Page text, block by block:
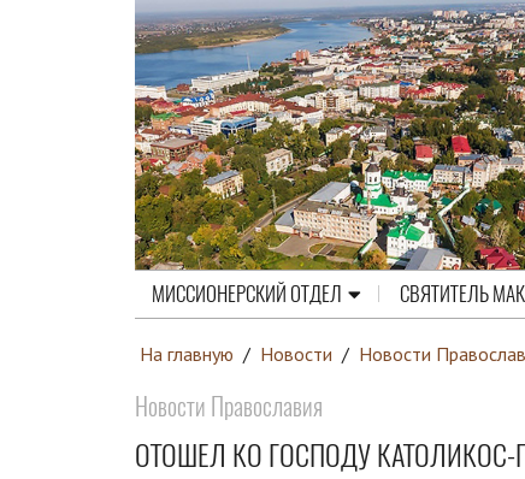
МИССИОНЕРСКИЙ ОТДЕЛ СВЯТИТЕЛЬ
На главную / Новости / Новости
Новости Православия
ОТОШЕЛ КО ГОСПОДУ КАТОЛИКОС-